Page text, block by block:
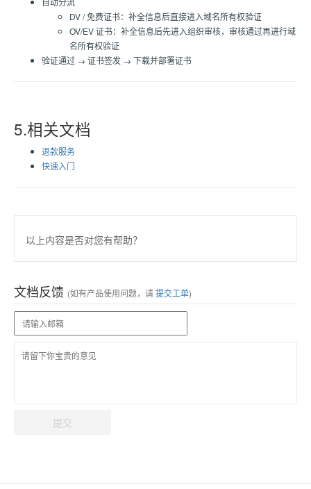
DV / 免费证书：补全信息后直接进入域名所有权验证
OV/EV 证书：补全信息后先进入组织审核，审核通过再进行域
名所有权验证
验证通过 → 证书签发 → 下载并部署证书
5.相关文档
退款服务
快速入门
以上内容是否对您有帮助？
文档反馈 (如有产品使用问题，请提交工单)
提交